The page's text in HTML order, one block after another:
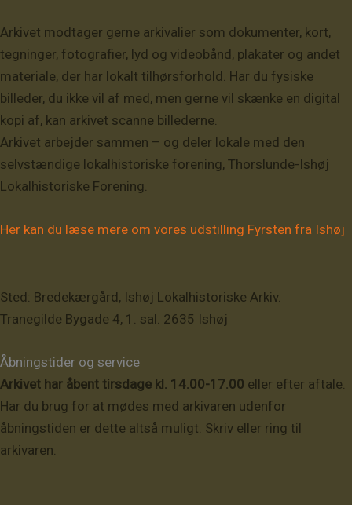
Arkivet modtager gerne arkivalier som dokumenter, kort,
tegninger, fotografier, lyd og videobånd, plakater og andet
materiale, der har lokalt tilhørsforhold. Har du fysiske
billeder, du ikke vil af med, men gerne vil skænke en digital
kopi af, kan arkivet scanne billederne.
Arkivet arbejder sammen – og deler lokale med den
selvstændige lokalhistoriske forening, Thorslunde-Ishøj
Lokalhistoriske Forening.
Her kan du læse mere om vores udstilling Fyrsten fra Ishøj
Sted: Bredekærgård, Ishøj Lokalhistoriske Arkiv.
Tranegilde Bygade 4, 1. sal. 2635 Ishøj
Åbningstider og service
Arkivet har åbent tirsdage kl. 14.00-17.00 eller efter aftale.
Har du brug for at mødes med arkivaren udenfor
åbningstiden er dette altså muligt. Skriv eller ring til
arkivaren.